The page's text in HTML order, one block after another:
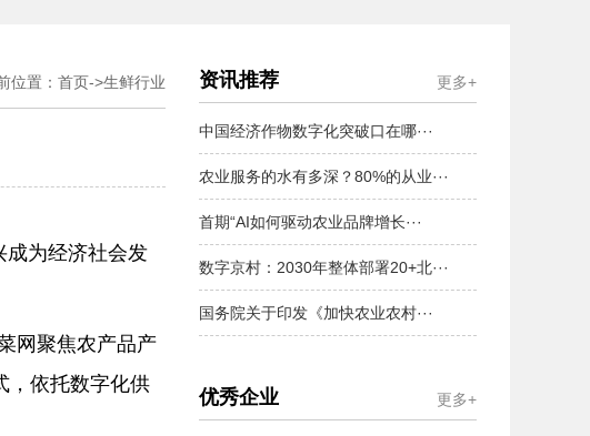
位置： 首页->生鲜行业
成为经济社会发
网聚焦农产品产
，依托数字化供
资讯推荐 更多+
中国经济作物数字化突破口在哪···
农业服务的水有多深？80%的从业···
首期“AI如何驱动农业品牌增长···
数字京村：2030年整体部署20+北···
国务院关于印发《加快农业农村···
优秀企业 更多+